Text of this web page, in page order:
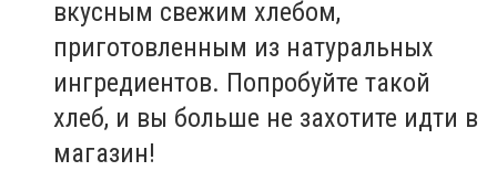
вкусным свежим хлебом,
приготовленным из натуральных
ингредиентов. Попробуйте такой
хлеб, и вы больше не захотите идти в
магазин!